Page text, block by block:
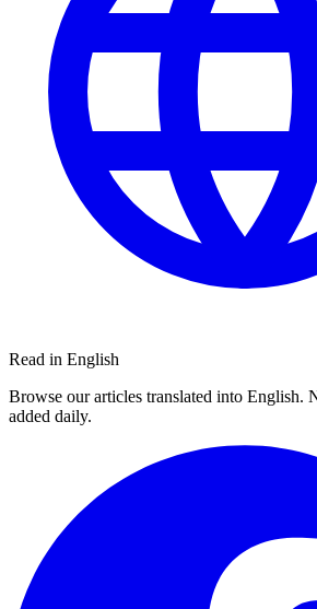
Read in English
Browse our articles translated into English.
added daily.